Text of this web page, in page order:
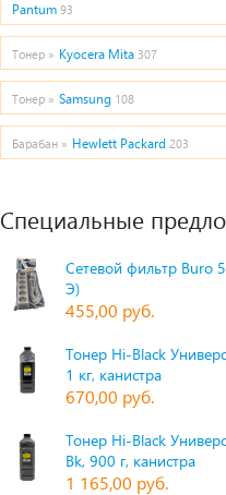
Pantum 93
Тонер » Kyocera Mita 307
Тонер » Samsung 108
Барабан » Hewlett Packard 203
Специальные
Сетевой фильтр Buro
Э)
455,00 руб.
Тонер Hi-Black
1 кг, канистра
670,00 руб.
Тонер Hi-Black
Bk, 900 г, канистра
1 165,00 руб.